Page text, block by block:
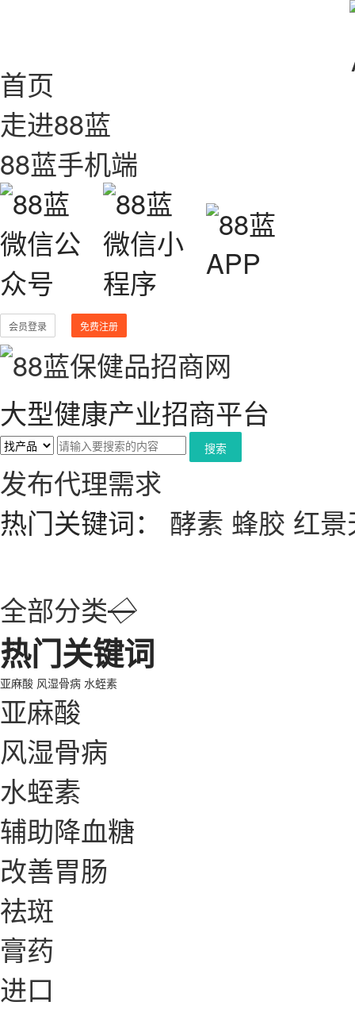
首页
走进88蓝
88蓝手机端
会员登录 免费注册
大型健康产业招商平台
搜索
发布代理需求
热门关键词： 酵素 蜂胶 红景
全部分类◇
热门关键词
亚麻酸 风湿骨病 水蛭素
亚麻酸
风湿骨病
水蛭素
辅助降血糖
改善胃肠
祛斑
膏药
进口